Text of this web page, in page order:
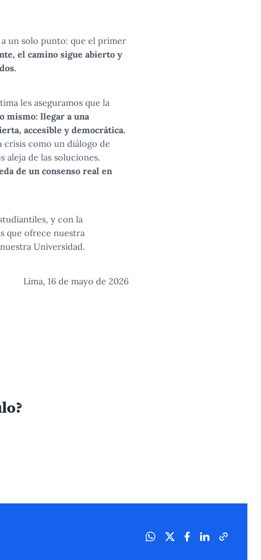
un solo punto: que el primer
el camino sigue abierto y
les aseguramos que la
mismo: llegar a una
accesible y democrática.
crisis como un diálogo de
aleja de las soluciones.
de un consenso real en
y con la
que ofrece nuestra
Universidad.
Lima, 16 de mayo de 2026